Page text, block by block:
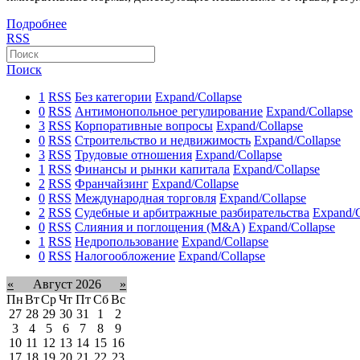
Подробнее
RSS
Поиск
1 RSS Без категории Expand/Collapse
0 RSS Антимонопольное регулирование Expand/Collapse
3 RSS Корпоративные вопросы Expand/Collapse
0 RSS Строительство и недвижимость Expand/Collapse
3 RSS Трудовые отношения Expand/Collapse
1 RSS Финансы и рынки капитала Expand/Collapse
2 RSS Франчайзинг Expand/Collapse
0 RSS Международная торговля Expand/Collapse
2 RSS Судебные и арбитражные разбирательства Expand/
0 RSS Слияния и поглощения (M&A) Expand/Collapse
1 RSS Недропользование Expand/Collapse
0 RSS Налогообложение Expand/Collapse
« Август 2026
»
ПнВтСрЧт Пт Сб Вс
27 28 29 30 31 1
2
3
4 5 6 7 8
9
10 11 12 13 14 15 16
17 18 19 20 21 22 23